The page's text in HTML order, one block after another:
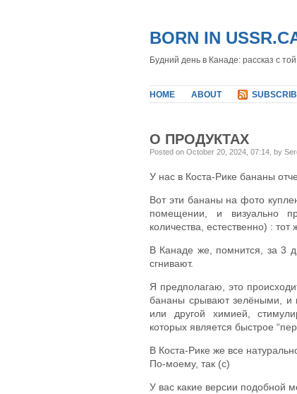
BORN IN
Будний день в Канаде: рассказ с
HOME ABOUT
О ПРОДУКТАХ
Posted on October 20, 2024, 07:14, by
У нас в Коста-Рике бананы
Вот эти бананы на фото
помещении, и визуально
количества, естественно) : тот
В Канаде же, помнится, за 3
сгнивают.
Я предполагаю, это
бананы срывают зелёными, и
или другой химией,
которых является быстрое
В Коста-Рике же все
По-моему, так (с)
У вас какие версии подобной